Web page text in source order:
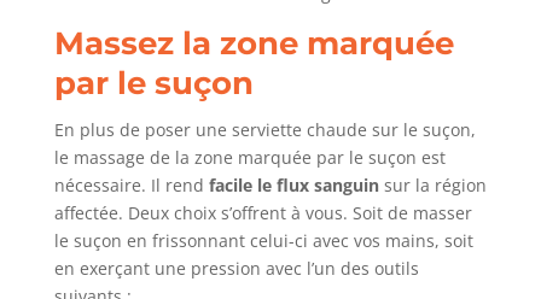
Massez la zone marquée
par le suçon
En plus de poser une serviette chaude sur le suçon,
le massage de la zone marquée par le suçon est
nécessaire. Il rend facile le flux sanguinsur la région
affectée. Deux choix s’offrent à vous. Soit de masser
le suçon en frissonnant celui-ci avec vos mains, soit
en exerçant une pression avec l’un des outils